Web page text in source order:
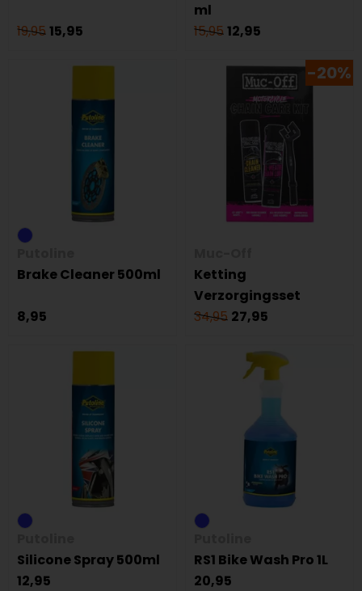
19,9515,95
ml
15,9512,95
Brake Cleaner 500ml
8,95
-20%
Ketting
Verzorgingsset
34,95 27,95
Silicone Spray 500ml
12,95
RS1 Bike Wash Pro 1L
20,95